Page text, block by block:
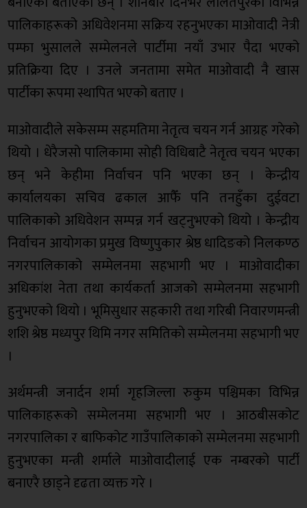
पालिकाहरूको अधिवेशनमा सक्रिय रहनुभएका माओवादी नेत्री
पम्फा भुसालले सम्मेलनले पार्टीमा नयाँ उभार पैदा भएको
प्रतिक्रिया दिए । उनले जनतामा समेत माओवादी नै खास
पार्टीका रूपमा स्थापित भएको बताए ।
माओवादीले सकेसम्म सहमतिमा नेतृत्व चयन गर्न आग्रह गरेको
थियो । धेरैजसो पालिकामा सोही विधिबाटै नेतृत्व चयन भएका
छन् भने केहीमा निर्वाचन पनि भएका छन् । केन्द्रीय
कार्यालयका सचिव ढकाल आफैँ पनि तनहुँका दुईवटा
पालिकाको अधिवेशन सम्पन्न गर्न खट्नुभएको थियो । केन्द्रीय
निर्वाचन आयोगका प्रमुख विष्णुपुकार श्रेष्ठ धादिङको निलकण्ठ
नगरपालिकाको सम्मेलनमा सहभागी भए । माओवादीका
अधिकांश नेता तथा कार्यकर्ता आजको सम्मेलनमा सहभागी
हुनुभएको थियो । भूमिसुधार सहकारी तथा गरिबी निवारणमन्त्री
शशि श्रेष्ठ मध्यपुर थिमि नगर समितिको सम्मेलनमा सहभागी भए
।
अर्थमन्त्री जनार्दन शर्मा गृहजिल्ला रुकुम पश्चिमका विभिन्न
पालिकाहरूको सम्मेलनमा सहभागी भए । आठबीसकोट
नगरपालिका र बाफिकोट गाउँपालिकाको सम्मेलनमा सहभागी
हुनुभएका मन्त्री शर्माले माओवादीलाई एक नम्बरको पार्टी
बनाएरै छाड्ने दृढता व्यक्त गरे ।